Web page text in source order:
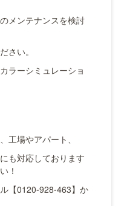
メンテナンスを検討
さい。
ラーシミュレーショ
工場やアパート、
も対応しております
！
【0120-928-463】か